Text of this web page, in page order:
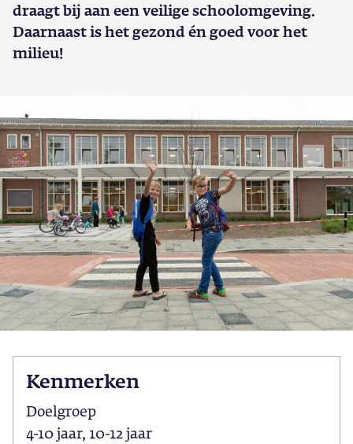
draagt bij aan een veilige schoolomgeving.
Daarnaast is het gezond én goed voor het
milieu!
Kenmerken
Doelgroep
4-10 jaar, 10-12 jaar